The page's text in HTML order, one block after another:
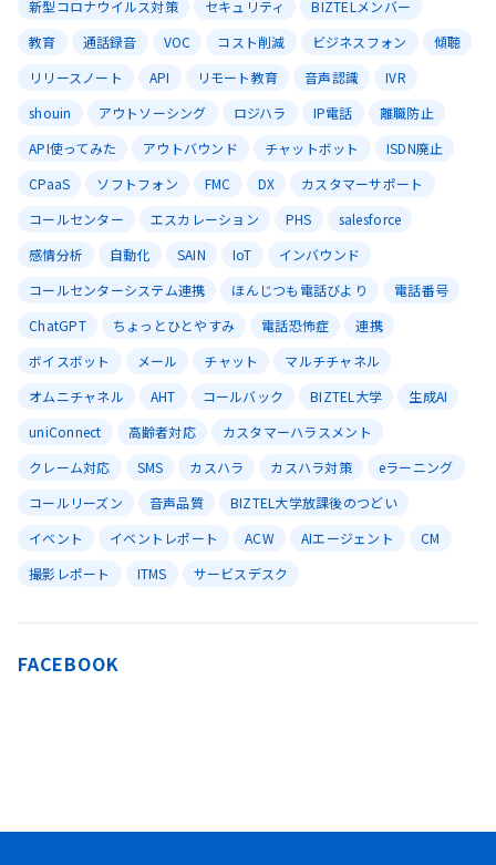
新型コロナウイルス対策
セキュリティ
BIZTELメンバー
教育
通話録音 VOC コスト削減 ビジネスフォン
傾聴
リリースノート
API リモート教育 音声認識
IVR
shouin
アウトソーシング ロジハラ IP電話
離職防止
API使ってみた
アウトバウンド チャットボット
ISDN廃止
CPaaS
ソフトフォン FMC DX
カスタマーサポート
コールセンター
エスカレーション PHS
salesforce
感情分析
自動化 SAIN IoT
インバウンド
コールセンターシステム連携
ほんじつも電話びより
電話番号
ChatGPT
ちょっとひとやすみ 電話恐怖症
連携
ボイスボット
メール チャット
マルチチャネル
オムニチャネル
AHT コールバック BIZTEL大学
生成AI
uniConnect
高齢者対応
カスタマーハラスメント
クレーム対応
SMS カスハラ カスハラ対策
eラーニング
コールリーズン
音声品質
BIZTEL大学放課後のつどい
イベント
イベントレポート ACW AIエージェント
CM
撮影レポート
ITMS サービスデスク
FACEBOOK